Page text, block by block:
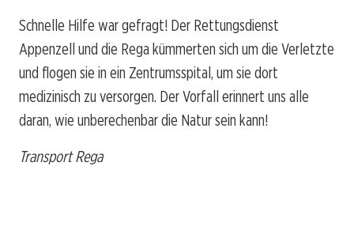
Schnelle Hilfe war gefragt! Der Rettungsdienst
Appenzell und die Rega kümmerten sich um die Verletzte
und flogen sie in ein Zentrumsspital, um sie dort
medizinisch zu versorgen. Der Vorfall erinnert uns alle
daran, wie unberechenbar die Natur sein kann!
Transport Rega